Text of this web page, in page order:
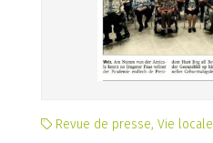
Revue de presse, Vie locale